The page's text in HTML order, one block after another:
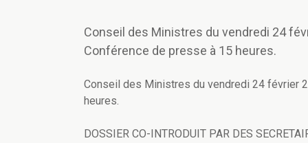
Conseil des Ministres du vendredi 24
Conférence de presse à 15 heures.
Conseil des Ministres du vendredi 24 février
heures.
DOSSIER CO-INTRODUIT PAR DES SECRETAIRES D'ETAT Ministre des FinancesMinistre du BudgetMinistre de la Protection de la consommationMinistre de l'EnvironnementSecrétaire d'Etat au Développement durableSecrétaire d'Etat aux Entreprises publiques a) Projet de plan financier.2005A43760.016b) Projet d'arrêté royal portant nomination des membres du Conseil d'administration et nomination d'un commissaire du Gouvernement auprès de la société anonyme "Fonds de réduction du coût global de l'énergie".2006A43760.003 ++ + POLITIQUE GENERALE Premier Ministre Suivi des arrêts de la Cour d'arbitrage.2004A01100.011 Premier Ministre a) Projet d'arrêté royal organisant le transfert de propriété de l'Etat à la Région flamande des bâtiments utilisés pour l'hébergement des administrations subordonnées.2006A01030.004b) Projet d'arrêté royal organisant le transfert de propriété de l'Etat à la Région wallonne des bâtiments utilisés pour l'hébergement des administrations subordonnées.2006A01030.005 Premier Ministre BRUXELLES - Développement du "Quartier européen Schuman-Léopold" - Projet de protocole d'accord entre l'Etat fédéral, la Région de Bruxelles-Capitale, la ville de Bruxelles et les communes d'Ixelles et d'Etterbeek, relatif au Quartier Léopold-Schuman.2001A64500.135 Ministre de la Justice Avant-projet de loi réformant le divorce.2005A02620.004 Ministre de la Justice Projet de Plan d'action fédéral consacré aux enfants.2004A02610.021 Ministre de la Justice Projet d'arrêté royal modifiant l'arrêté royal du 26 avril 1999 déterminant le montant des jetons de présence alloués au président, aux vice-présidents et aux membres de la Commission pour l'aide aux victimes d'actes intentionnels de violence.1999A02610.084 Ministre des Finances Regroupement fonctionnel des Services fédéraux dans la Région bruxelloise.2006A20140.003 Ministre des Finances TURNHOUT - Service public fédéral Intérieur - Police fédérale - Direction judiciaire et Direction administrative - Prise en location de 3.942,21 m² de bureaux, 967,27 m² de locaux spécifiques et 1.005 m² d'espace logistique dans le bâtiment "Caserne Blairon", et de 45 parkings, sis Steenweg op Gierle 100.2005A20140.018 Ministre des Finances JAMBES - Service public fédéral Emploi, Travail et Concertation sociale - Direction générale du contrôle des lois sociales - Prise en location au 1er étage d'une superficie de 497 m² de bureaux, et 8 emplacements de parking, sis bâtiment B, Parc Orion, chaussée de Liège 622.2006A20140.002 Ministre de l'Intérieur Avant-projet de loi modifiant la loi sur la fonction de police.2006A03330.003 Ministre des FinancesMinistre de l'Intérieur Traitements des rémunérations du personnel de police - Secrétariat social de la police intégrée autonome (SSGPI) - Moteur salarial.2006A03130.004 Ministre de l'Intérieur Projet d'arrêté royal considérant comme une calamité publique les chutes de grêle survenues le 17 juillet 2004 sur le territoire de plusieurs communes des provinces de Flandre occidentale et de Flandre orientale, et délimitant l'étendue géographique de cette calamité.2006A03210.001 Ministre de l'Intérieur Projet d'arrêté royal modifiant l'arrêté royal du 25 octobre 2005 considérant comme une calamité publique les pluies intenses, localement accompagnées de grêlons de dimension importante survenues le 29 juin 2005 sur le territoire de plusieurs communes des provinces de Brabant flamand, de Brabant wallon, de Flandre orientale, de Hainaut, de Liège, de Namur et de l'arrondissement administratif de Bruxelles-Capitale, et délimitant l'étendue géographique de cette calamité.2005A03210.007 Ministre de l'Intérieur Projet d'arrêté royal considérant comme une calamité publique les pluies intenses, localement accompagnées de grêlons de dimension importante survenues les 29 et 30 juillet 2005 sur le territoire de plusieurs communes des provinces d'Anvers, de Brabant flamand, de Brabant wallon, de Flandre occidentale, de Flandre orientale, de Hainaut, de Liège, de Limbourg, et de l'arrondissement administratif de Bruxelles Capitale, et délimitant l'étendue géographique de cette calamité.2006A03210.002 Ministre de l'Intérieur Projet d'arrêté royal considérant comme une calamité publique les pluies intenses survenues les 19 et 20 août 2005 sur le territoire de plusieurs communes des provinces de Brabant flamand, de Flandre occidentale, de Flandre orientale et de Hainaut, et délimitant l'étendue géographique de cette calamité.2006A03210.003 Ministre de l'Intérieur Projet d'arrêté royal considérant comme une calamité publique les pluies intenses survenues les 10 et 11 septembre 2005 sur le territoire de plusieurs communes des provinces d'Anvers, de Brabant flamand, de Brabant wallon, de Flandre occidentale, de Flandre orientale, de Hainaut, de Limbourg, de Luxembourg, de Namur, et de